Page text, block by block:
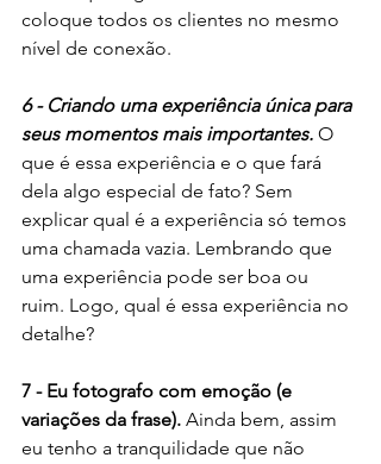
coloque todos os clientes no mesmo
nível de conexão.
6 - Criando uma experiência única para
seus momentos mais importantes. O
que é essa experiência e o que fará
dela algo especial de fato? Sem
explicar qual é a experiência só temos
uma chamada vazia. Lembrando que
uma experiência pode ser boa ou
ruim. Logo, qual é essa experiência no
detalhe?
7 - Eu fotografo com emoção (e
variações da frase). Ainda bem, assim
eu tenho a tranquilidade que não